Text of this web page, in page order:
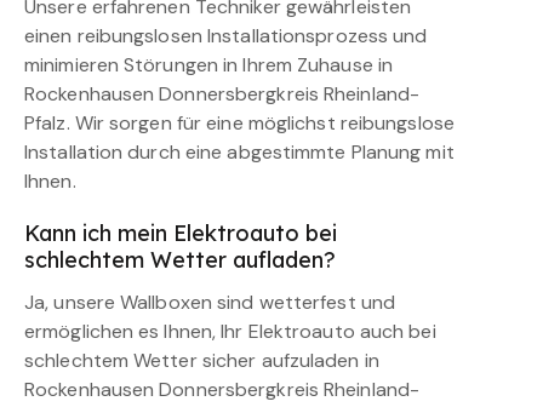
Unsere erfahrenen Techniker gewährleisten
einen reibungslosen Installationsprozess und
minimieren Störungen in Ihrem Zuhause in
Rockenhausen Donnersbergkreis Rheinland-
Pfalz. Wir sorgen für eine möglichst reibungslose
Installation durch eine abgestimmte Planung mit
Ihnen.
Kann ich mein Elektroauto bei
schlechtem Wetter aufladen?
Ja, unsere Wallboxen sind wetterfest und
ermöglichen es Ihnen, Ihr Elektroauto auch bei
schlechtem Wetter sicher aufzuladen in
Rockenhausen Donnersbergkreis Rheinland-